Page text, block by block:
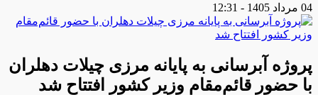
04 مرداد 1405 - 12:31
پروژه آبرسانی به پایانه مرزی چیلات دهلران
با حضور قائم‌مقام وزیر کشور افتتاح شد